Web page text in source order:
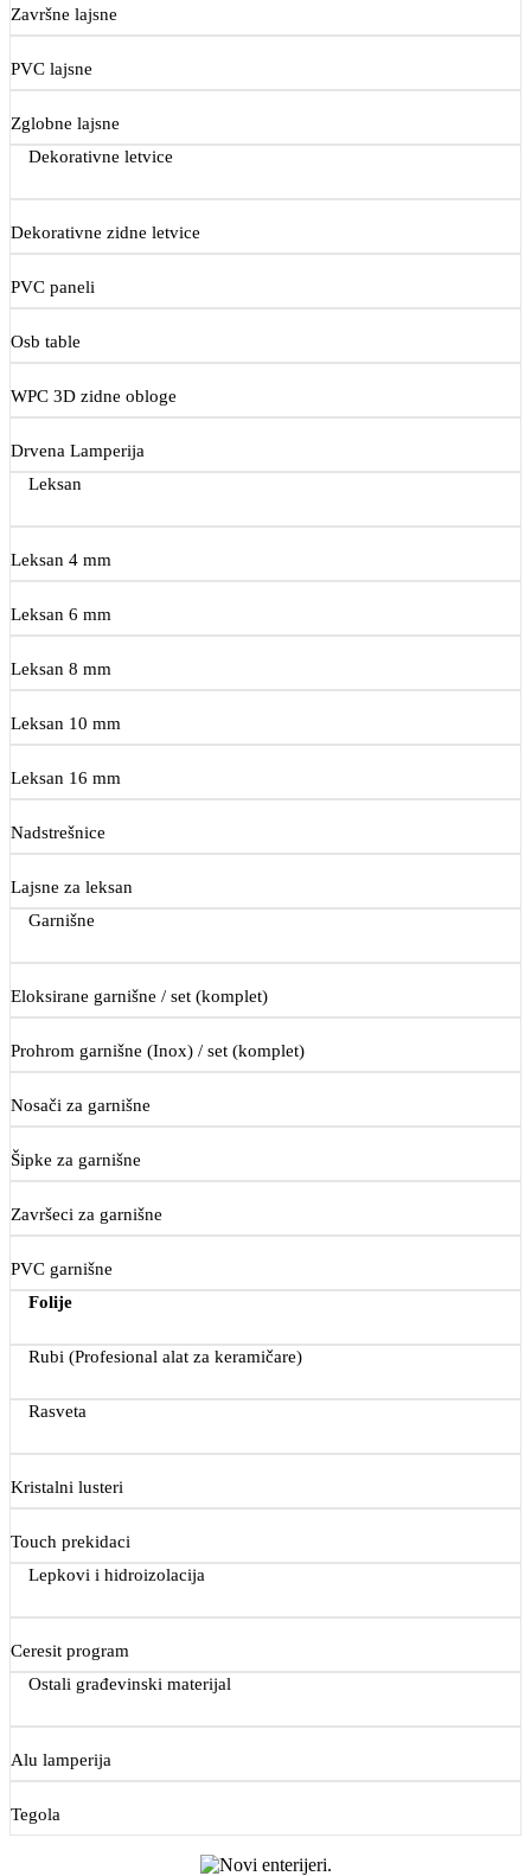
Završne lajsne
PVC lajsne
Zglobne lajsne
Dekorativne letvice
Dekorativne zidne letvice
PVC paneli
Osb table
WPC 3D zidne obloge
Drvena Lamperija
Leksan
Leksan 4 mm
Leksan 6 mm
Leksan 8 mm
Leksan 10 mm
Leksan 16 mm
Nadstrešnice
Lajsne za leksan
Garnišne
Eloksirane garnišne / set (komplet)
Prohrom garnišne (Inox) / set (komplet)
Nosači za garnišne
Šipke za garnišne
Završeci za garnišne
PVC garnišne
Folije
Rubi (Profesional alat za keramičare)
Rasveta
Kristalni lusteri
Touch prekidaci
Lepkovi i hidroizolacija
Ceresit program
Ostali građevinski materijal
Alu lamperija
Tegola